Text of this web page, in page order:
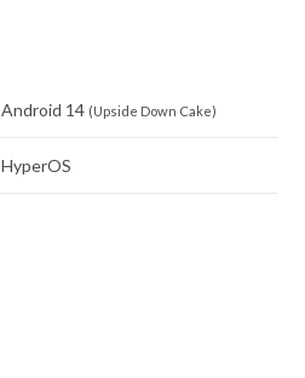
Android 14 (Upside Down Cake)
HyperOS